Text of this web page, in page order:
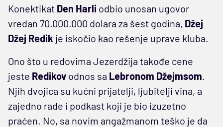
Konektikat Den Harli odbio unosan ugovor
vredan 70.000.000 dolara za šest godina, Džej
Džej Redik je iskočio kao rešenje uprave kluba.
Ono što u redovima Jezerdžija takođe cene
jeste Redikov odnos sa Lebronom Džejmsom.
Njih dvojica su kućni prijatelji, ljubitelji vina, a
zajedno rade i podkast koji je bio izuzetno
praćen. No, sa novim angažmanom teško je da